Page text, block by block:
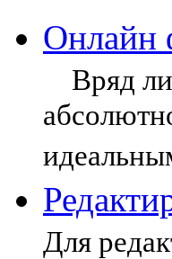
Онлайн
Вряд ли
Для